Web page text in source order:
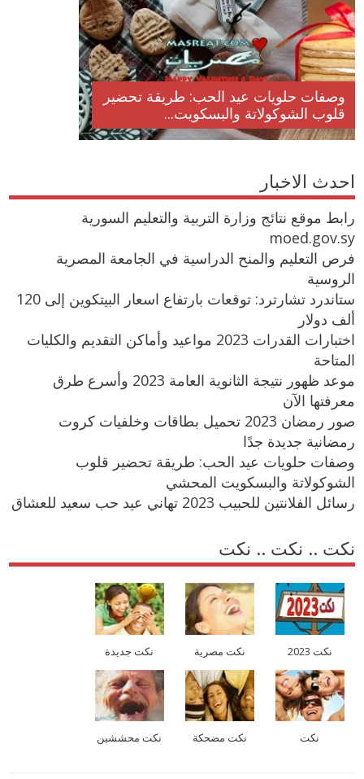
وصفات حلويات عيد الحب: طريقة تحضير
قلوب الشوكولاتة والبسكويت...
احدث الاخبار
رابط موقع نتائج وزارة التربية والتعليم السورية
moed.gov.sy
فرص التعليم والمنح الدراسية في الجامعة المصرية
الروسية
ستاندرد تشارترد: توقعات بارتفاع اسعار البيتكوين إلى 120
ألف دولار
اختبارات القدرات 2023 مواعيد وأماكن التقديم والكليات
المتاحة
موعد ظهور نتيجة الثانوية العامة 2023 وأسرع طرق
معرفتها الآن
صور رمضان 2023 تحميل بطاقات وخلفيات كروت
رمضانية جديدة جدًا
وصفات حلويات عيد الحب: طريقة تحضير قلوب
الشوكولاتة والبسكويت المحشي
رسائل الفلانتين للحبيب 2023 تهاني عيد حب سعيد للعشاق
نكت .. نكت .. نكت
نكت 2023 نكت مصرية نكت جديدة
نكت نكت مضحكة نكت محششين